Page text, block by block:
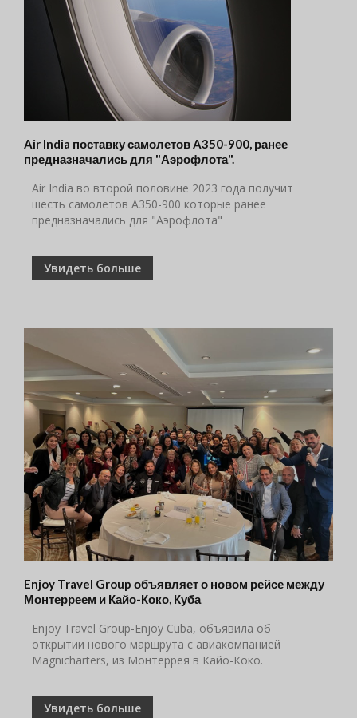
Air India поставку самолетов A350-900, ранее
предназначались для "Аэрофлота".
Air India во второй половине 2023 года получит
шесть самолетов A350-900 которые ранее
предназначались для "Аэрофлота"
Увидеть больше
Enjoy Travel Group объявляет о новом рейсе между
Монтерреем и Кайо-Коко, Куба
Enjoy Travel Group-Enjoy Cuba, объявила об
открытии нового маршрута с авиакомпанией
Magnicharters, из Монтеррея в Кайо-Коко.
Увидеть больше